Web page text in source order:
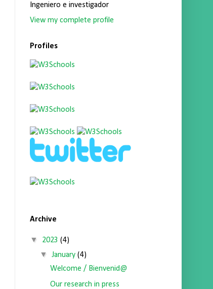
Ingeniero e investigador
View my complete profile
Profiles
Archive
▼ 2023 (4)
▼January(4)
Welcome / Bienvenid@
Our research in press